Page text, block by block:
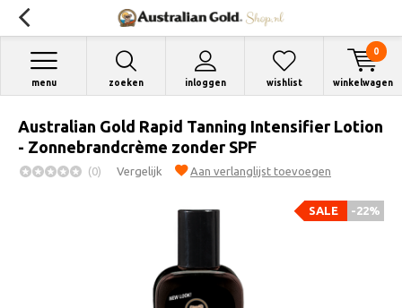
zoeken inloggen
menu wishlist winkelwagen
0
Australian Gold Rapid Tanning Intensifier Lotion
- Zonnebrandcrème zonder SPF
(0) Vergelijk Aan verlanglijst toevoegen
-22%
SALE